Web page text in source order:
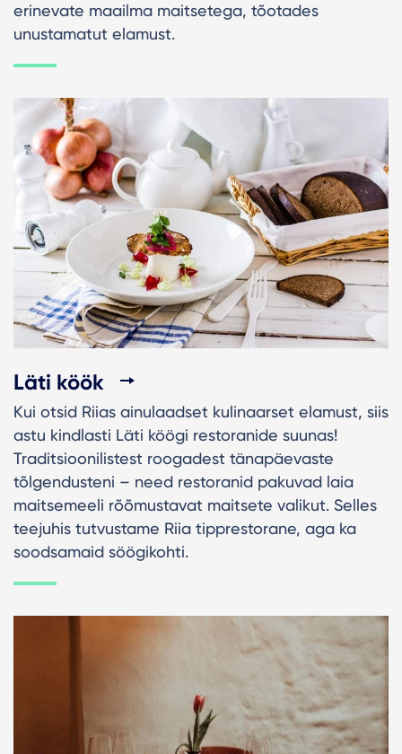
erinevate maailma maitsetega, tõotades
unustamatut elamust.
Läti köök
Kui otsid Riias ainulaadset kulinaarset elamust, siis
astu kindlasti Läti köögi restoranide suunas!
Traditsioonilistest roogadest tänapäevaste
tõlgendusteni – need restoranid pakuvad laia
maitsemeeli rõõmustavat maitsete valikut. Selles
teejuhis tutvustame Riia tipprestorane, aga ka
soodsamaid söögikohti.